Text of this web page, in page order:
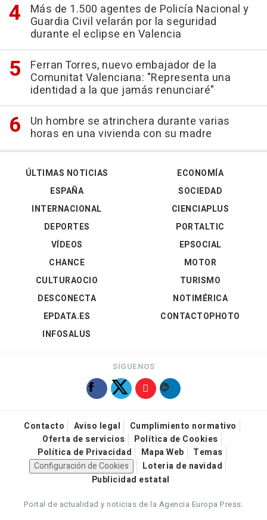
Más de 1.500 agentes de Policía Nacional y
Guardia Civil velarán por la seguridad
durante el eclipse en Valencia
Ferran Torres, nuevo embajador de la
Comunitat Valenciana: "Representa una
identidad a la que jamás renunciaré"
Un hombre se atrinchera durante varias
horas en una vivienda con su madre
ÚLTIMAS NOTICIAS
ESPAÑA
INTERNACIONAL
DEPORTES
VÍDEOS
ECONOMÍA
SOCIEDAD
CIENCIAPLUS
PORTALTIC
EPSOCIAL
CHANCE
CULTURAOCIO
DESCONECTA
EPDATA.ES
INFOSALUS
MOTOR
TURISMO
NOTIMÉRICA
CONTACTOPHOTO
SÍGUENOS
Contacto Aviso legal
Cumplimiento normativo
Oferta de servicios
Política de Cookies
Política de Privacidad
Mapa Web
Temas
Configuración de Cookies
Loteria de navidad
Publicidad estatal
Portal de actualidad y noticias de la Agencia Europa Press.